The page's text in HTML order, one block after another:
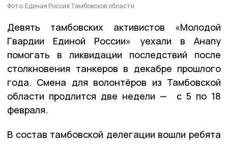
Фото: Единая Россия Тамбовской области
Девять тамбовских активистов «Молодой
Гвардии Единой России» уехали в Анапу
помогать в ликвидации последствий после
столкновения танкеров в декабре прошлого
года. Смена для волонтёров из Тамбовской
области продлится две недели — с 5 по 18
февраля.
В состав тамбовской делегации вошли ребята